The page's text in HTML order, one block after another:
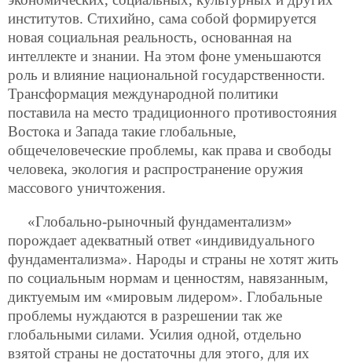
институтов. Стихийно, сама собой формируется
новая социальная реальность, основанная на
интеллекте и знании. На этом фоне уменьшаются
роль и влияние национальной государственности.
Трансформация международной политики
поставила на место традиционного противостояния
Востока и Запада такие глобальные,
общечеловеческие проблемы, как права и свободы
человека, экология и распространение оружия
массового уничтожения.
«Глобально-рыночный фундаментализм»
порождает адекватный ответ «индивидуального
фундаментализма». Народы и страны не хотят жить
по социальным нормам и ценностям, навязанным,
диктуемым им «мировым лидером». Глобальные
проблемы нуждаются в разрешении так же
глобальными силами. Усилия одной, отдельно
взятой страны не достаточны для этого, для их